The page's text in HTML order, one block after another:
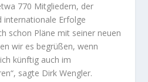
770 Mitgliedern, der
internationale Erfolge
schon Pläne mit seiner neuen
wir es begrüßen, wenn
künftig auch im
sagte Dirk Wengler.